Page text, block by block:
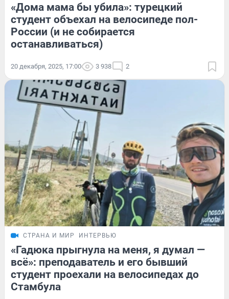
«Дома мама бы убила»: турецкий
студент объехал на велосипеде пол-
России (и не собирается
останавливаться)
20 декабря, 2025, 17:00 3 938 2
СТРАНА И МИР ИНТЕРВЬЮ
«Гадюка прыгнула на меня, я думал —
всё»: преподаватель и его бывший
студент проехали на велосипедах до
Стамбула